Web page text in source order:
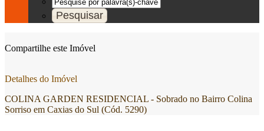
Compartilhe este Imóvel
Detalhes do Imóvel
COLINA GARDEN RESIDENCIAL - Sobrado no Bairro Colina
Sorriso em Caxias do Sul (Cód. 5290)